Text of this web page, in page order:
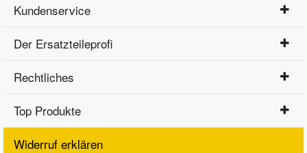
Kundenservice
Der Ersatzteileprofi
Rechtliches
Top Produkte
Widerruf erklären